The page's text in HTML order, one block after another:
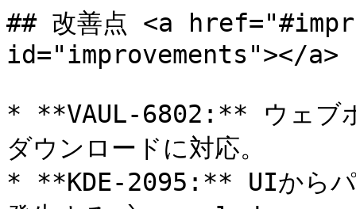
## 改善点 <a
id="improvements"></a>
* **VAUL-6802:** ウェブボ
ダウンロードに対応。
* **KDE-2095:** UIからパ